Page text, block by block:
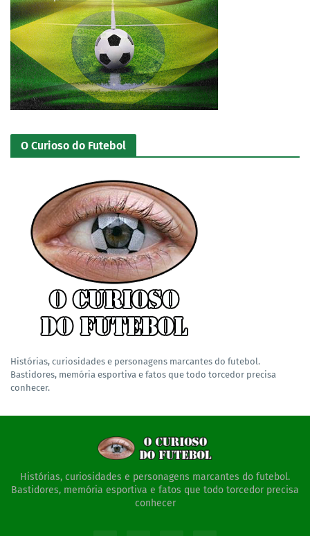
O Curioso do Futebol
Histórias, curiosidades e personagens marcantes do futebol.
Bastidores, memória esportiva e fatos que todo torcedor precisa
conhecer.
Histórias, curiosidades e personagens marcantes do futebol.
Bastidores, memória esportiva e fatos que todo torcedor precisa
conhecer